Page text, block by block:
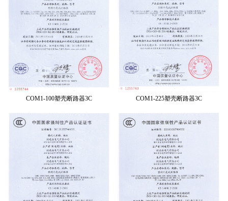
COM1-100塑壳断路器3C COM1-225塑壳断路器3C